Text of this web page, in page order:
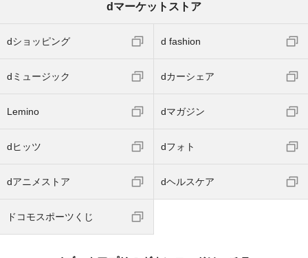
dマーケットストア
dショッピング d fashion
dミュージック dカーシェア
Lemino dマガジン
dヒッツ dフォト
dアニメストア dヘルスケア
ドコモスポーツくじ